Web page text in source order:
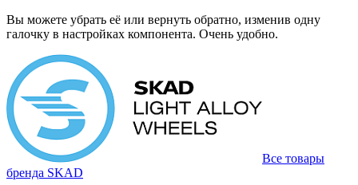
Вы можете убрать её или вернуть обратно, изменив одну
галочку в настройках компонента. Очень удобно.
Все товары
бренда SKAD